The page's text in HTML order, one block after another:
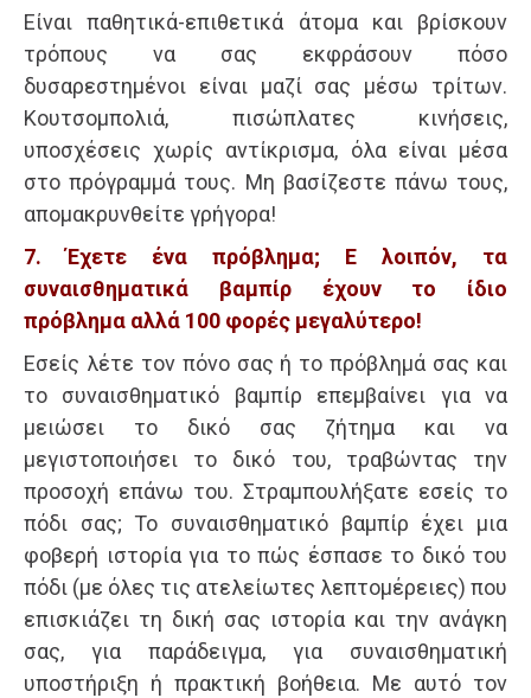
Είναι παθητικά-επιθετικά άτομα και βρίσκουν
τρόπους να σας εκφράσουν πόσο
δυσαρεστημένοι είναι μαζί σας μέσω τρίτων.
Κουτσομπολιά, πισώπλατες κινήσεις,
υποσχέσεις χωρίς αντίκρισμα, όλα είναι μέσα
στο πρόγραμμά τους. Μη βασίζεστε πάνω τους,
απομακρυνθείτε γρήγορα!
7. Έχετε ένα πρόβλημα; Ε λοιπόν, τα
συναισθηματικά βαμπίρ έχουν το ίδιο
πρόβλημα αλλά 100 φορές μεγαλύτερο!
Εσείς λέτε τον πόνο σας ή το πρόβλημά σας και
το συναισθηματικό βαμπίρ επεμβαίνει για να
μειώσει το δικό σας ζήτημα και να
μεγιστοποιήσει το δικό του, τραβώντας την
προσοχή επάνω του. Στραμπουλήξατε εσείς το
πόδι σας; Το συναισθηματικό βαμπίρ έχει μια
φοβερή ιστορία για το πώς έσπασε το δικό του
πόδι (με όλες τις ατελείωτες λεπτομέρειες) που
επισκιάζει τη δική σας ιστορία και την ανάγκη
σας, για παράδειγμα, για συναισθηματική
υποστήριξη ή πρακτική βοήθεια. Με αυτό τον